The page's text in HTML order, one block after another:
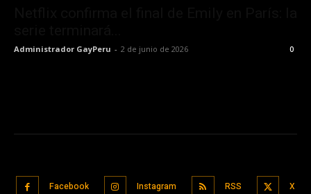
Administrador GayPeru - 2 de junio de 2026 0
Facebook Instagram RSS X